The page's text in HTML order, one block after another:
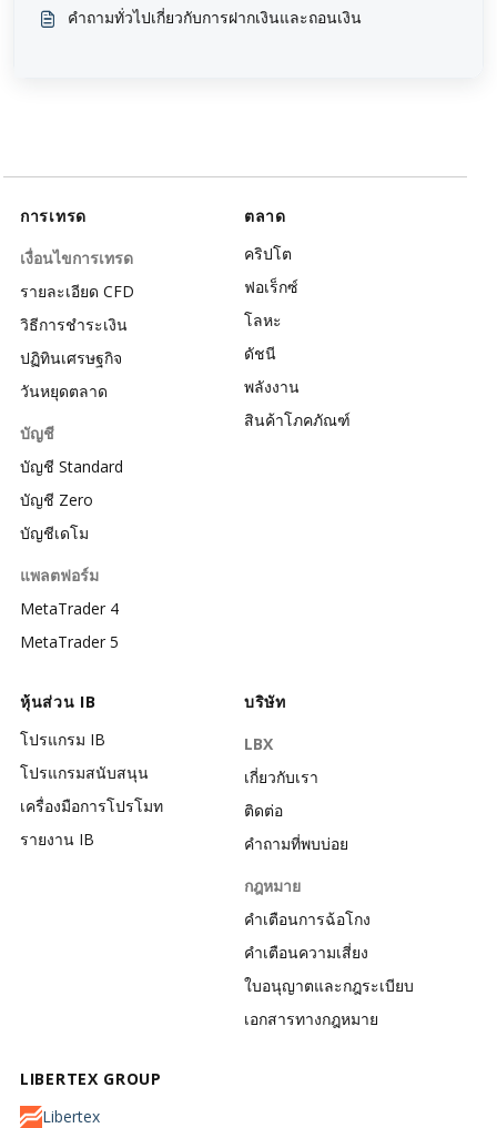
คำถามทั่วไปเกี่ยวกับการฝากเงินและถอนเงิน
การเทรด
เงื่อนไขการเทรด
รายละเอียด CFD
วิธีการชำระเงิน
ปฏิทินเศรษฐกิจ
วันหยุดตลาด
บัญชี
บัญชี Standard
บัญชี Zero
บัญชีเดโม
แพลตฟอร์ม
MetaTrader 4
MetaTrader 5
ตลาด
คริปโต
ฟอเร็กซ์
โลหะ
ดัชนี
พลังงาน
สินค้าโภคภัณฑ์
หุ้นส่วน IB
โปรแกรม IB
โปรแกรมสนับสนุน
เครื่องมือการโปรโมท
รายงาน IB
บริษัท
LBX
เกี่ยวกับเรา
ติดต่อ
คำถามที่พบบ่อย
กฎหมาย
คำเตือนการฉ้อโกง
คำเตือนความเสี่ยง
ใบอนุญาตและกฎระเบียบ
เอกสารทางกฎหมาย
LIBERTEX GROUP
Libertex